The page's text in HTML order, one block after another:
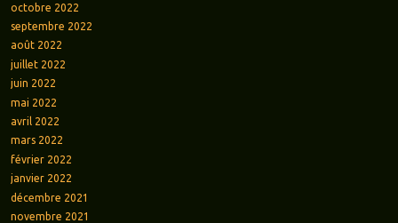
octobre 2022
septembre 2022
août 2022
juillet 2022
juin 2022
mai 2022
avril 2022
mars 2022
février 2022
janvier 2022
décembre 2021
novembre 2021